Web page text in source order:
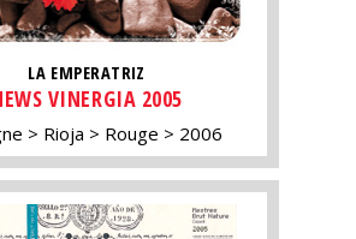
LA EMPERATRIZ
VINERGIA 2005
Rioja Rouge 2006